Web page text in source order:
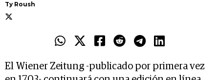
Ty Roush
El Wiener Zeitung -publicado por primera vez